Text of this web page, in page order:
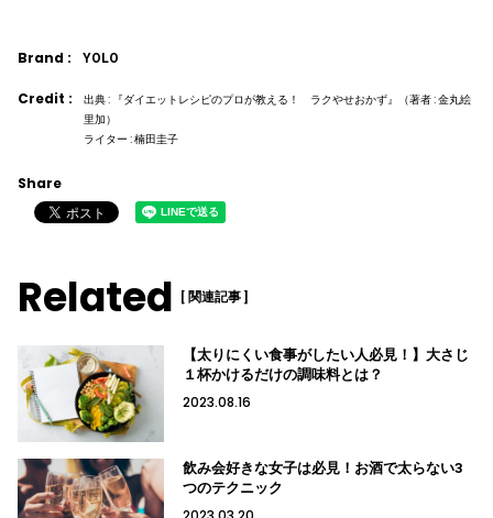
Brand : YOLO
Credit :
出典 : 『ダイエットレシピのプロが教える！ ラクやせおかず』（著者 : 金丸絵
里加）
ライター : 楠田圭子
Share
Related [ 関連記事 ]
【太りにくい食事がしたい人必見！】大さじ
１杯かけるだけの調味料とは？
2023.08.16
飲み会好きな女子は必見！お酒で太らない3
つのテクニック